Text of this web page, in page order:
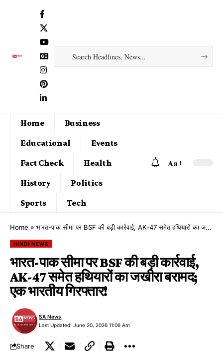
Home
Business
Educational
Events
Fact Check
Health
History
Politics
Sports
Tech
Aa
Home » भारत-पाक सीमा पर BSF की बड़ी कार्रवाई, AK-47 समेत हथियारों का जखीरा बरामद; एक भारतीय गिरफ्तार!
HINDI NEWS
भारत-पाक सीमा पर BSF की बड़ी कार्रवाई,
AK-47 समेत हथियारों का जखीरा बरामद;
एक भारतीय गिरफ्तार!
Last Updated: June 20, 2026 11:06 Am
SA News
Share